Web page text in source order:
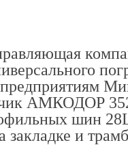
АМКОДОР
шин
закладке и